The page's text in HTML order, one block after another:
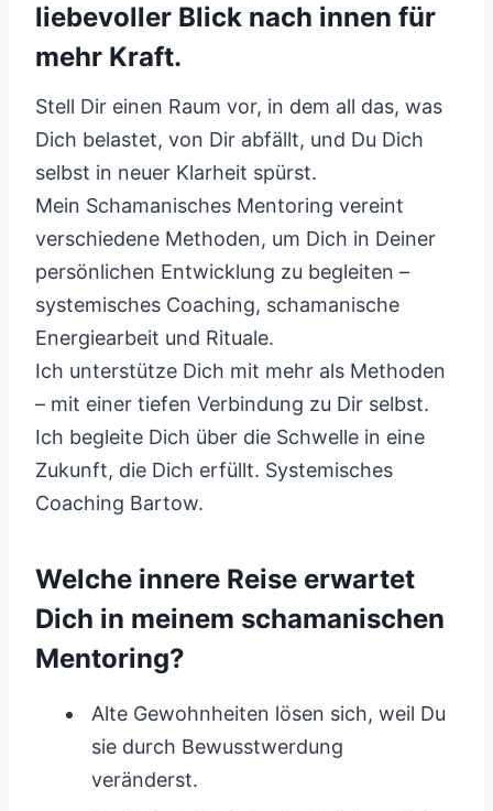
liebevoller Blick nach innen für
mehr Kraft.
Stell Dir einen Raum vor, in dem all das, was
Dich belastet, von Dir abfällt, und Du Dich
selbst in neuer Klarheit spürst.
Mein Schamanisches Mentoring vereint
verschiedene Methoden, um Dich in Deiner
persönlichen Entwicklung zu begleiten –
systemisches Coaching, schamanische
Energiearbeit und Rituale.
Ich unterstütze Dich mit mehr als Methoden
– mit einer tiefen Verbindung zu Dir selbst.
Ich begleite Dich über die Schwelle in eine
Zukunft, die Dich erfüllt. Systemisches
Coaching Bartow.
Welche innere Reise erwartet
Dich in meinem schamanischen
Mentoring?
Alte Gewohnheiten lösen sich, weil Du
sie durch Bewusstwerdung
veränderst.